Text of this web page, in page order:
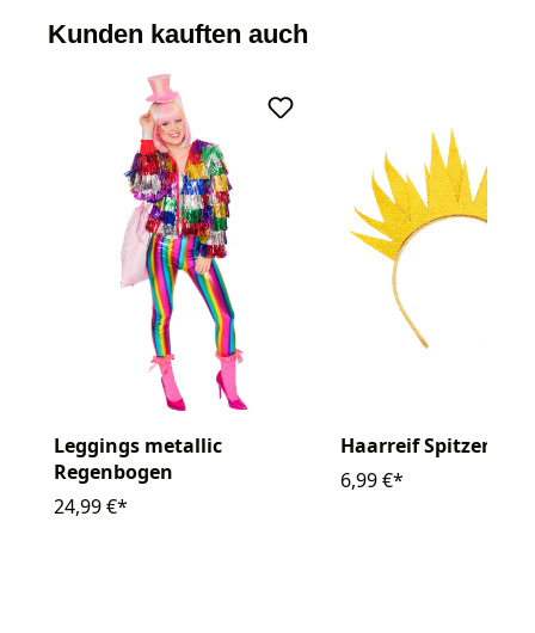
Kunden kauften auch
Leggings metallic
Regenbogen
24,99 €*
Haarreif Spitzen
6,99 €*